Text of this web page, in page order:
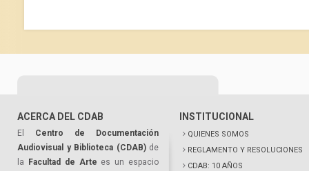
ACERCA DEL CDAB
El Centro de Documentación
Audiovisual y Biblioteca (CDAB)de
la
Facultad de Arte es un espacio
INSTITUCIONAL
QUIENES SOMOS
REGLAMENTO Y RESOLUCIONES
CDAB: 10 AÑOS